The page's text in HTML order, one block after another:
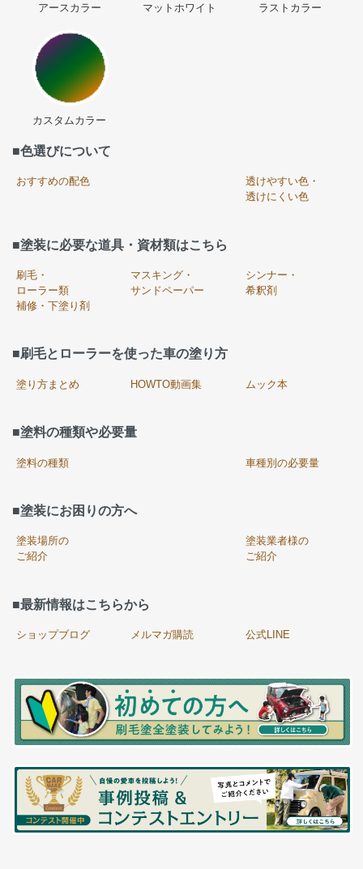
アースカラー マットホワイト ラストカラー
カスタムカラー
■色選びについて
おすすめの配色
透けやすい色・
透けにくい色
■塗装に必要な道具・資材類はこちら
刷毛・
ローラー類
マスキング・
サンドペーパー
シンナー・
希釈剤
補修・下塗り剤
■刷毛とローラーを使った車の塗り方
塗り方まとめ HOWTO動画集 ムック本
■塗料の種類や必要量
塗料の種類 車種別の必要量
■塗装にお困りの方へ
塗装場所の
ご紹介
塗装業者様の
ご紹介
■最新情報はこちらから
ショップブログ メルマガ購読 公式LINE